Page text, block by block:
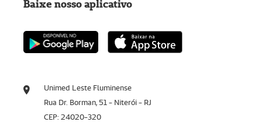
Unimed Leste Fluminense
Rua Dr. Borman, 51 - Niterói - RJ
CEP: 24020-320
Baixe nosso aplicativo